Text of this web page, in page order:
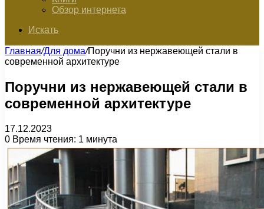
Обзор интернета
Искать
Главная/Для дома/Поручни из нержавеющей стали в
современной архитектуре
Поручни из нержавеющей стали в
современной архитектуре
17.12.2023
0 Время чтения: 1 минута